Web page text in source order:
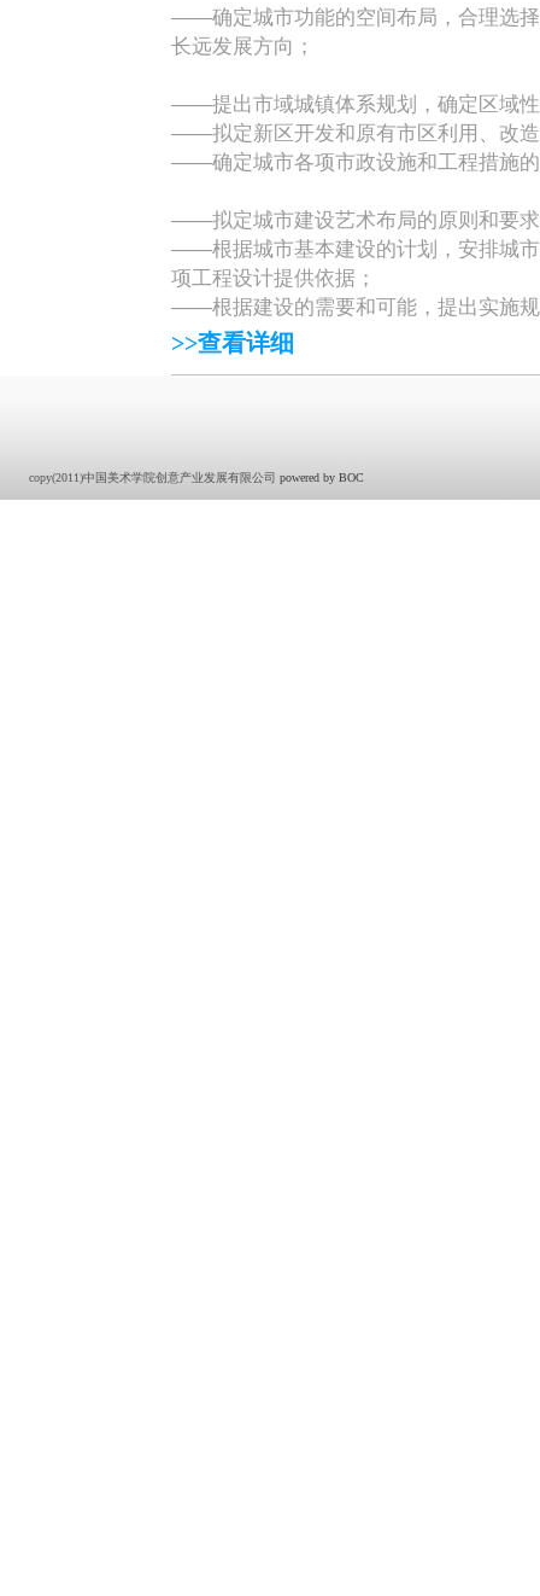
——确定城市功能的空间布局，合理选
长远发展方向；
——提出市域城镇体系规划，确定区域
——拟定新区开发和原有市区利用、改
——确定城市各项市政设施和工程措施
——拟定城市建设艺术布局的原则和要
——根据城市基本建设的计划，安排城
项工程设计提供依据；
——根据建设的需要和可能，提出实施
>>查看详细
copy(2011)中国美术学院创意产业发展有限公司 powered by BOC